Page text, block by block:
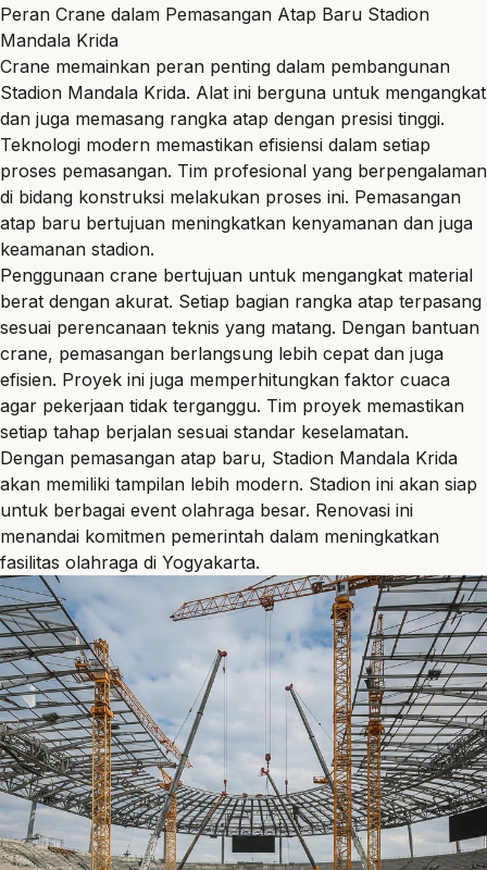
Peran Crane dalam Pemasangan Atap Baru Stadion
Mandala Krida
Crane memainkan peran penting dalam pembangunan
Stadion Mandala Krida. Alat ini berguna untuk mengangkat
dan juga memasang rangka atap dengan presisi tinggi.
Teknologi modern memastikan efisiensi dalam setiap
proses pemasangan. Tim profesional yang berpengalaman
di bidang konstruksi melakukan proses ini. Pemasangan
atap baru bertujuan meningkatkan kenyamanan dan juga
keamanan stadion.
Penggunaan crane bertujuan untuk mengangkat material
berat dengan akurat. Setiap bagian rangka atap terpasang
sesuai perencanaan teknis yang matang. Dengan bantuan
crane, pemasangan berlangsung lebih cepat dan juga
efisien. Proyek ini juga memperhitungkan faktor cuaca
agar pekerjaan tidak terganggu. Tim proyek memastikan
setiap tahap berjalan sesuai standar keselamatan.
Dengan pemasangan atap baru, Stadion Mandala Krida
akan memiliki tampilan lebih modern. Stadion ini akan siap
untuk berbagai event olahraga besar. Renovasi ini
menandai komitmen pemerintah dalam meningkatkan
fasilitas olahraga di Yogyakarta.